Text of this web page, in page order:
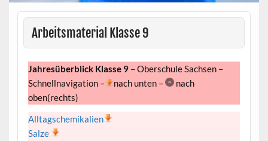
Arbeitsmaterial Klasse 9
Jahresüberblick Klasse 9– Oberschule Sachsen –
Schnellnavigation –
nach unten –
nach
oben(rechts)
Alltagschemikalien
Salze